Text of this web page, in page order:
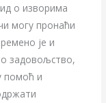
о изворима
могу пронаћи
је и
задовољство,
помоћ и